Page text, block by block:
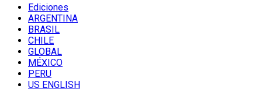
Ediciones
ARGENTINA
BRASIL
CHILE
GLOBAL
MÉXICO
PERU
US ENGLISH